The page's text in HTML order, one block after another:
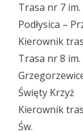
Trasa nr 7 im.
Podłysica –
Kierownik
Trasa nr 8
Święty Krzyż
Kierownik
Św.